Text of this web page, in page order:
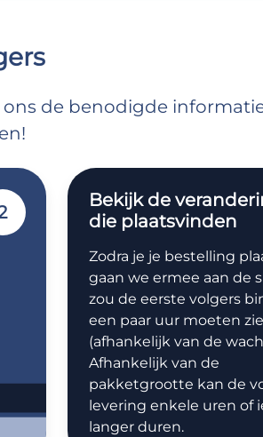
de benodigde
Bekijk de
die plaatsvinden
Zodra je je bestelling
gaan we ermee aan de
zou de eerste volgers
een paar uur moeten
(afhankelijk van de
Afhankelijk van de
pakketgrootte kan de
levering enkele uren of
langer duren.